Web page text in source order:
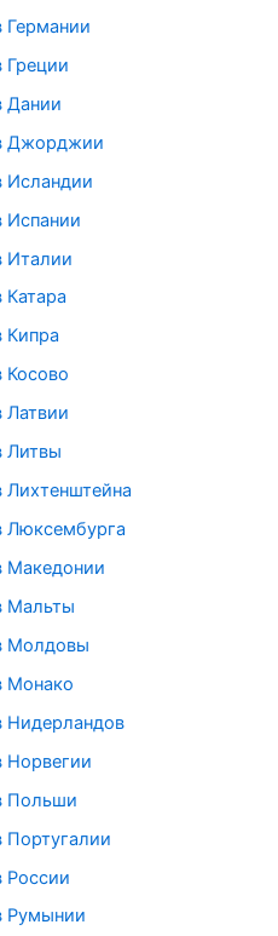
Германии
Греции
Дании
Джорджии
Исландии
Испании
Италии
Катара
Кипра
Косово
Латвии
Литвы
Лихтенштейна
Люксембурга
Македонии
Мальты
Молдовы
Монако
Нидерландов
Норвегии
Польши
Португалии
России
Румынии